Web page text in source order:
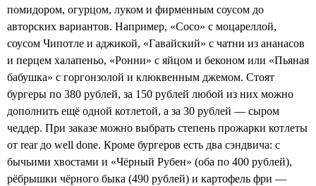
помидором, огурцом, луком и фирменным соусом до
авторских вариантов. Например, «Сосо» с моцареллой,
соусом Чипотле и аджикой, «Гавайский» с чатни из ананасов
и перцем халапеньо, «Ронни» с яйцом и беконом или «Пьяная
бабушка» с горгонзолой и клюквенным джемом. Стоят
бургеры по 380 рублей, за 150 рублей любой из них можно
дополнить ещё одной котлетой, а за 30 рублей — сыром
чеддер. При заказе можно выбрать степень прожарки котлеты
от rear до well done. Кроме бургеров есть два сэндвича: с
бычьими хвостами и «Чёрный Рубен» (оба по 400 рублей),
рёбрышки чёрного быка (490 рублей) и картофель фри —